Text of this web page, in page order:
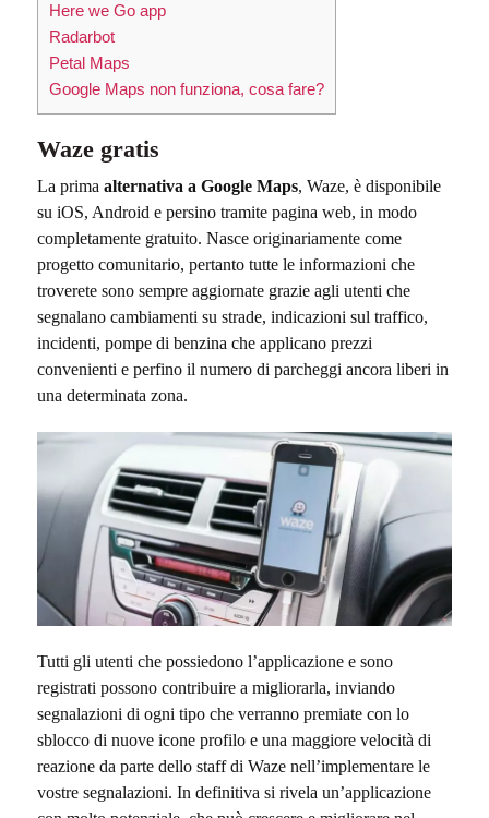
Here we Go app
Radarbot
Petal Maps
Google Maps non funziona, cosa fare?
Waze gratis
La prima alternativa a Google Maps, Waze, è disponibile
su iOS, Android e persino tramite pagina web, in modo
completamente gratuito. Nasce originariamente come
progetto comunitario, pertanto tutte le informazioni che
troverete sono sempre aggiornate grazie agli utenti che
segnalano cambiamenti su strade, indicazioni sul traffico,
incidenti, pompe di benzina che applicano prezzi
convenienti e perfino il numero di parcheggi ancora liberi in
una determinata zona.
Tutti gli utenti che possiedono l’applicazione e sono
registrati possono contribuire a migliorarla, inviando
segnalazioni di ogni tipo che verranno premiate con lo
sblocco di nuove icone profilo e una maggiore velocità di
reazione da parte dello staff di Waze nell’implementare le
vostre segnalazioni. In definitiva si rivela un’applicazione